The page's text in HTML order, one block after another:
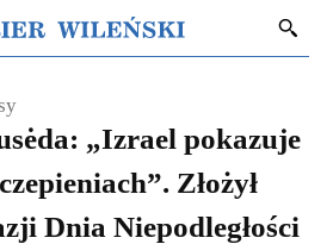
„Izrael pokazuje
Złożył
Dnia Niepodległości